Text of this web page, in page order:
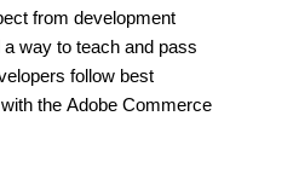
from development
way to teach and pass
follow best
the Adobe Commerce